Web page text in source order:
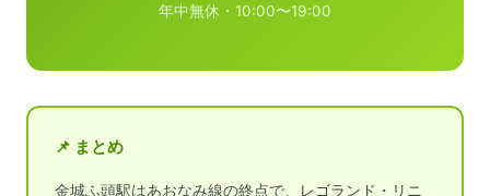
年中無休・10:00〜19:00
📌 まとめ
金城ふ頭駅はあおなみ線の終点で、レゴランド・リニ